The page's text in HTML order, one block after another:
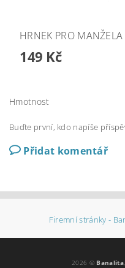
HRNEK PRO
149 Kč
Hmotnost
Buďte první, kdo napíše
Přidat komentář
Firemní stránky -
2026 © Banalita